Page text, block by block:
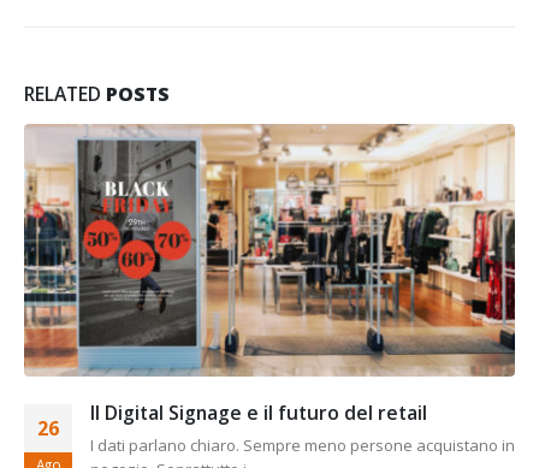
RELATED POSTS
26
Ago
Il Digital Signage e il futuro del retail
I dati parlano chiaro. Sempre meno persone acquistano in